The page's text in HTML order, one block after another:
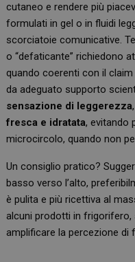
cutaneo e rendere più
formulati in gel o in fluidi
scorciatoie comunicative.
o “defaticante” richiedono
quando coerenti con il
da adeguato supporto
sensazione di leggerezza,
fresca e idratata, evitando
microcircolo, quando non
Un consiglio pratico?
basso verso l’alto,
è pulita e più ricettiva al
alcuni prodotti in
amplificare la percezione di